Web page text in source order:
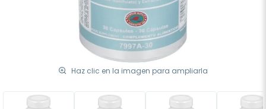
Haz clic en la imagen para ampliarla